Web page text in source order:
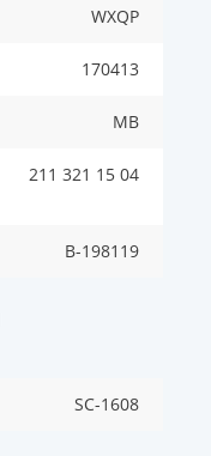
WXQP
170413
MB
211 321 15 04
B-198119
SC-1608